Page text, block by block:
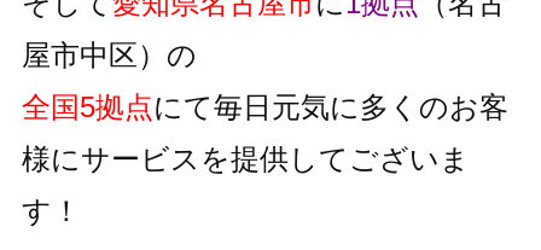
屋市中区）の
全国5拠点にて毎日元気に多くのお客
様にサービスを提供してございま
す！